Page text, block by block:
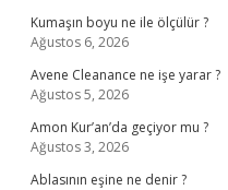
Kumaşın boyu ne ile ölçülür ?
Ağustos 6, 2026
Avene Cleanance ne işe yarar ?
Ağustos 5, 2026
Amon Kur’an’da geçiyor mu ?
Ağustos 3, 2026
Ablasının eşine ne denir ?